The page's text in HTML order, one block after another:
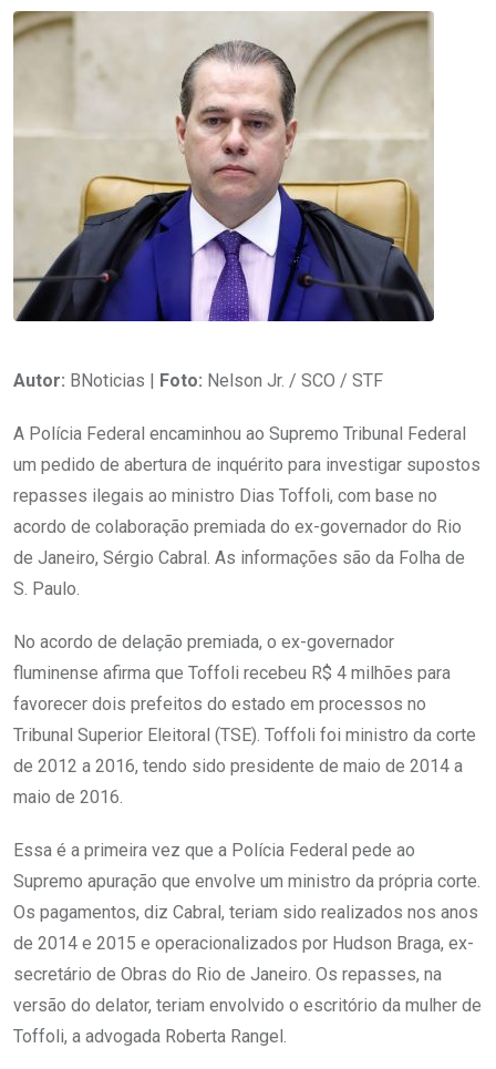
Autor: BNoticias | Foto: Nelson Jr. / SCO / STF
A Polícia Federal encaminhou ao Supremo Tribunal Federal
um pedido de abertura de inquérito para investigar supostos
repasses ilegais ao ministro Dias Toffoli, com base no
acordo de colaboração premiada do ex-governador do Rio
de Janeiro, Sérgio Cabral. As informações são da Folha de
S. Paulo.
No acordo de delação premiada, o ex-governador
fluminense afirma que Toffoli recebeu R$ 4 milhões para
favorecer dois prefeitos do estado em processos no
Tribunal Superior Eleitoral (TSE). Toffoli foi ministro da corte
de 2012 a 2016, tendo sido presidente de maio de 2014 a
maio de 2016.
Essa é a primeira vez que a Polícia Federal pede ao
Supremo apuração que envolve um ministro da própria corte.
Os pagamentos, diz Cabral, teriam sido realizados nos anos
de 2014 e 2015 e operacionalizados por Hudson Braga, ex-
secretário de Obras do Rio de Janeiro. Os repasses, na
versão do delator, teriam envolvido o escritório da mulher de
Toffoli, a advogada Roberta Rangel.